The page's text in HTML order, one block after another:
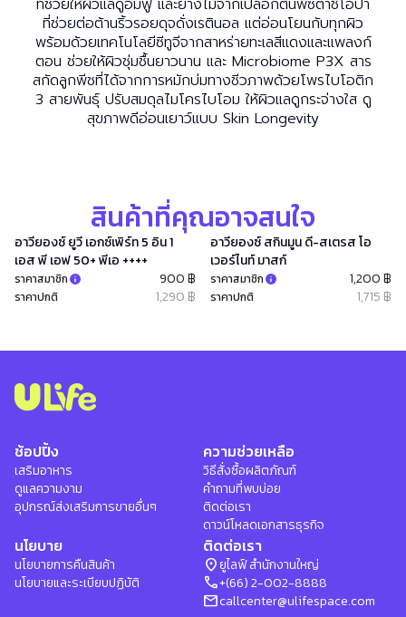
ที่ช่วยให้ผิวแลดูอิ่มฟู และยางไม้จากเปลือกต้นพิซตาชิโอป่า
ที่ช่วยต่อต้านริ้วรอยดุจดั่งเรตินอล แต่อ่อนโยนกับทุกผิว
พร้อมด้วยเทคโนโลยีซีทูจีจากสาหร่ายทะเลสีแดงและแพลงก์
ตอน ช่วยให้ผิวชุ่มชื้นยาวนาน และ Microbiome P3X สาร
สกัดลูกพีชที่ได้จากการหมักบ่มทางชีวภาพด้วยโพรไบโอติก
3 สายพันธุ์ ปรับสมดุลไมโครไบโอม ให้ผิวแลดูกระจ่างใส ดู
สุขภาพดีอ่อนเยาว์แบบ Skin Longevity
สินค้าที่คุณอาจสนใจ
อาวียองซ์ ยูวี เอกซ์เพิร์ท 5 อิน 1
เอส พี เอฟ 50+ พีเอ ++++
ราคาสมาชิก 900 ฿
ราคาปกติ 1,290 ฿
อาวียองซ์ สกินมูน ดี-สเตรส โอ
เวอร์ไนท์ มาสก์
ราคาสมาชิก 1,200 ฿
ราคาปกติ 1,715 ฿
ช้อปปิ้ง
เสริมอาหาร
ดูแลความงาม
อุปกรณ์ส่งเสริมการขายอื่นๆ
ความช่วยเหลือ
วิธีสั่งซื้อผลิตภัณฑ์
คำถามที่พบบ่อย
ติดต่อเรา
ดาวน์โหลดเอกสารธุรกิจ
นโยบาย
นโยบายการคืนสินค้า
นโยบายและระเบียบปฏิบัติ
ติดต่อเรา
location_onยูไลฟ์ สำนักงานใหญ่
phone+(66) 2-002-8888
mailcallcenter@ulifespace.com